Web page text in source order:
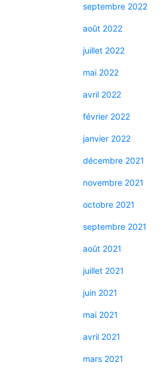
septembre 2022
août 2022
juillet 2022
mai 2022
avril 2022
février 2022
janvier 2022
décembre 2021
novembre 2021
octobre 2021
septembre 2021
août 2021
juillet 2021
juin 2021
mai 2021
avril 2021
mars 2021